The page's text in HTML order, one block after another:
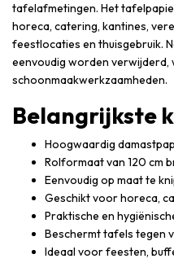
tafelafmetingen. Het
horeca, catering, kantines,
feestlocaties en thuisgebruik.
eenvoudig worden
schoonmaakwerkzaamheden.
Belangrijkste
Hoogwaardig
Rolformaat van 120 cm
Eenvoudig op maat te
Geschikt voor horeca,
Praktische en
Beschermt tafels tegen
Ideaal voor feesten,